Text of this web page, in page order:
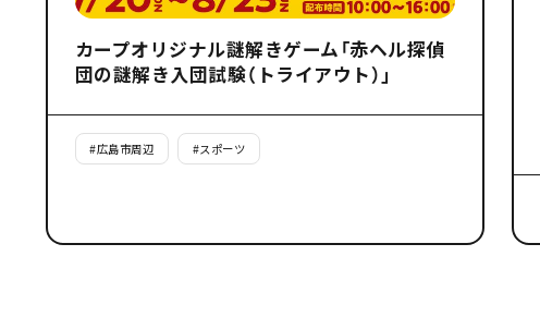
カープオリジナル謎解きゲーム「赤ヘル探偵
団の謎解き入団試験（トライアウト）」
#広島市周辺 #スポーツ